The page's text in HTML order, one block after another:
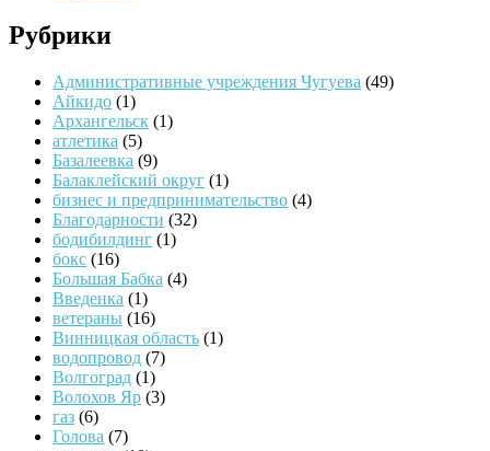
Рубрики
Административные учреждения Чугуева (49)
Айкидо (1)
Архангельск (1)
атлетика (5)
Базалеевка (9)
Балаклейский округ (1)
бизнес и предпринимательство (4)
Благодарности (32)
бодибилдинг (1)
бокс (16)
Большая Бабка (4)
Введенка (1)
ветераны (16)
Винницкая область (1)
водопровод (7)
Волгоград (1)
Волохов Яр (3)
газ (6)
Голова (7)